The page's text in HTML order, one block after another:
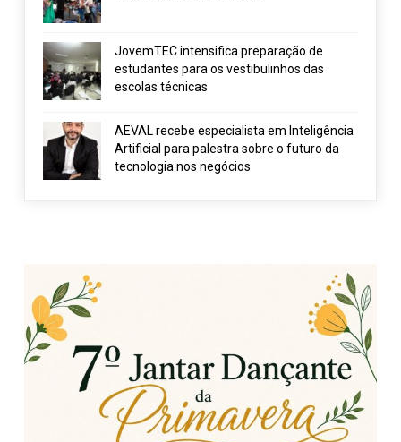
JovemTEC intensifica preparação de
estudantes para os vestibulinhos das
escolas técnicas
AEVAL recebe especialista em Inteligência
Artificial para palestra sobre o futuro da
tecnologia nos negócios